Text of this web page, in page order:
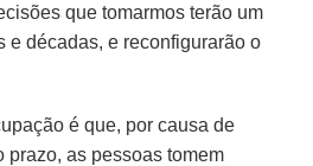
que tomarmos terão um
e décadas, e reconfigurarão o
é que, por causa de
prazo, as pessoas tomem